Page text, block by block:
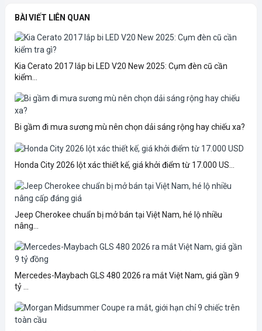
BÀI VIẾT LIÊN QUAN
Kia Cerato 2017 lắp bi LED V20 New 2025: Cụm đèn cũ cần
kiểm...
Bi gầm đi mưa sương mù nên chọn dải sáng rộng hay chiếu xa?
Honda City 2026 lột xác thiết kế, giá khởi điểm từ 17.000 US...
Jeep Cherokee chuẩn bị mở bán tại Việt Nam, hé lộ nhiều
nâng...
Mercedes-Maybach GLS 480 2026 ra mắt Việt Nam, giá gần 9
tỷ ...